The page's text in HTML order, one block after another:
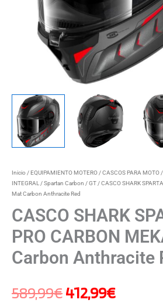
Inicio /EQUIPAMIENTO MOTERO /CASCOS PARA MOTO /
INTEGRAL /Spartan Carbon / GT / CASCO SHARK
Mat Carbon Anthracite Red
CASCO SHARK
PRO CARBON
Carbon Anthracite
589,99€412,99€